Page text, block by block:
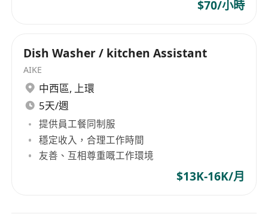
$70/小時
Dish Washer / kitchen Assistant
AIKE
中西區, 上環
5天/週
提供員工餐同制服
穩定收入，合理工作時間
友善、互相尊重嘅工作環境
$13K-16K/月